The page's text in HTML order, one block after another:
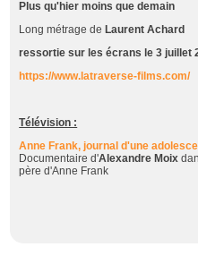
Plus qu'hier moins que demain
Long métrage deLaurent Achard
ressortie sur les écrans le 3 juillet
https://www.latraverse-films.com/
Télévision :
Anne Frank, journal d'une
Documentaire d'Alexandre Moix
père d'Anne Frank